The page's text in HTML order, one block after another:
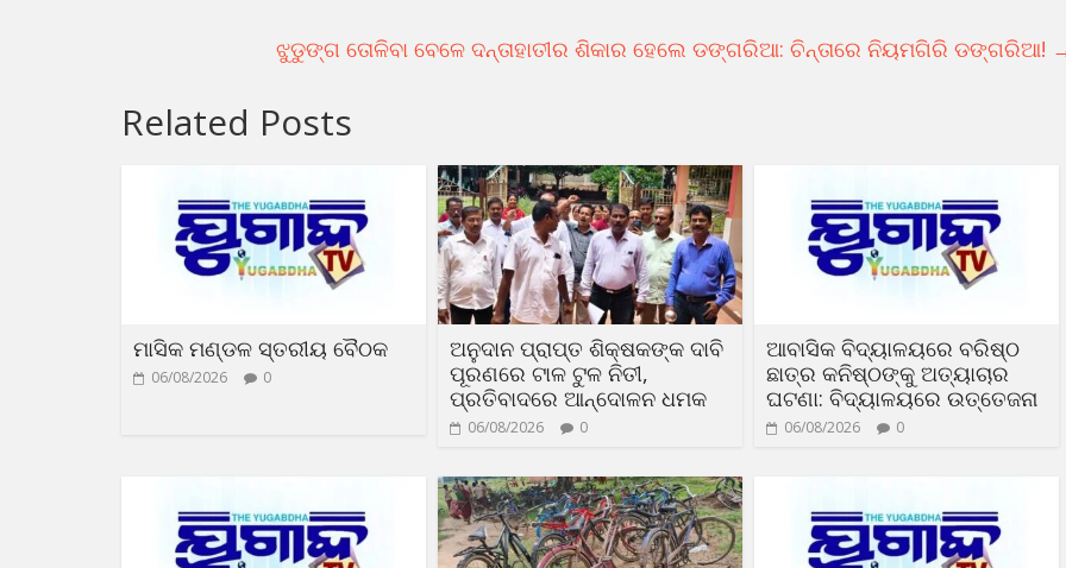
ଝୁଡୁଙ୍ଗ ତୋଳିବା ବେଳେ ଦନ୍ତାହାତୀର ଶିକାର ହେଲେ ଡଙ୍ଗରିଆ: ଚିନ୍ତାରେ ନିୟମଗିରି ଡଙ୍ଗରିଆ!
Related Posts
ମାସିକ ମଣ୍ଡଳ ସ୍ତରୀୟ ବୈଠକ
06/08/2026 0
ଅନୁଦାନ ପ୍ରାପ୍ତ ଶିକ୍ଷକଙ୍କ ଦାବି
ପୂରଣରେ ଟାଳ ଟୁଳ ନିତୀ,
ପ୍ରତିବାଦରେ ଆନ୍ଦୋଳନ ଧମକ
06/08/2026 0
ଆବାସିକ ବିଦ୍ୟାଳୟରେ ବରିଷ୍ଠ
ଛାତ୍ର କନିଷ୍ଠଙ୍କୁ ଅତ୍ୟାଚାର
ଘଟଣା: ବିଦ୍ୟାଳୟରେ ଉତ୍ତେଜନା
06/08/2026 0